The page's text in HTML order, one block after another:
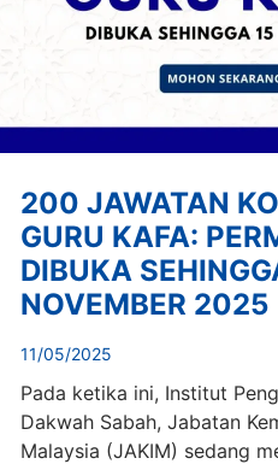
200 JAWATAN
GURU KAFA:
DIBUKA
NOVEMBER 2025
11/05/2025
Pada ketika ini, Institut
Dakwah Sabah, Jabatan
Malaysia (JAKIM) sedang